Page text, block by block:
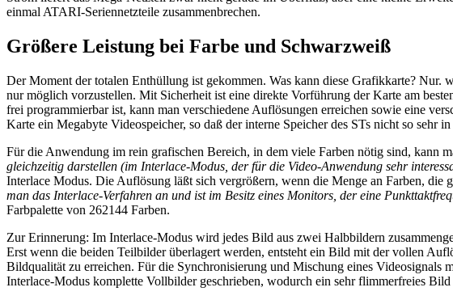
einmal ATARI-Seriennetzteile zusammenbrechen.
Größere Leistung bei Farbe und Schwarzweiß
Der Moment der totalen Enthüllung ist gekommen. Was kann diese Grafikkarte?
nur möglich vorzustellen. Mit Sicherheit ist eine direkte Vorführung der Karte am
frei programmierbar ist, kann man verschiedene Auflösungen erreichen sowie eine
Karte ein Megabyte Videospeicher, so daß der interne Speicher des STs nicht so sehr
Für die Anwendung im rein grafischen Bereich, in dem viele Farben nötig sind,
gleichzeitig darstellen (im Interlace-Modus, der für die Video-Anwendung sehr
Interlace Modus. Die Auflösung läßt sich vergrößern, wenn die Menge an Farben,
man das Interlace-Verfahren an und ist im Besitz eines Monitors, der eine
Farbpalette von 262144 Farben.
Zur Erinnerung: Im Interlace-Modus wird jedes Bild aus zwei Halbbildern
Erst wenn die beiden Teilbilder überlagert werden, entsteht ein Bild mit der vollen
Bildqualität zu erreichen. Für die Synchronisierung und Mischung eines Videosignals
Interlace-Modus komplette Vollbilder geschrieben, wodurch ein sehr flimmerfreies Bild